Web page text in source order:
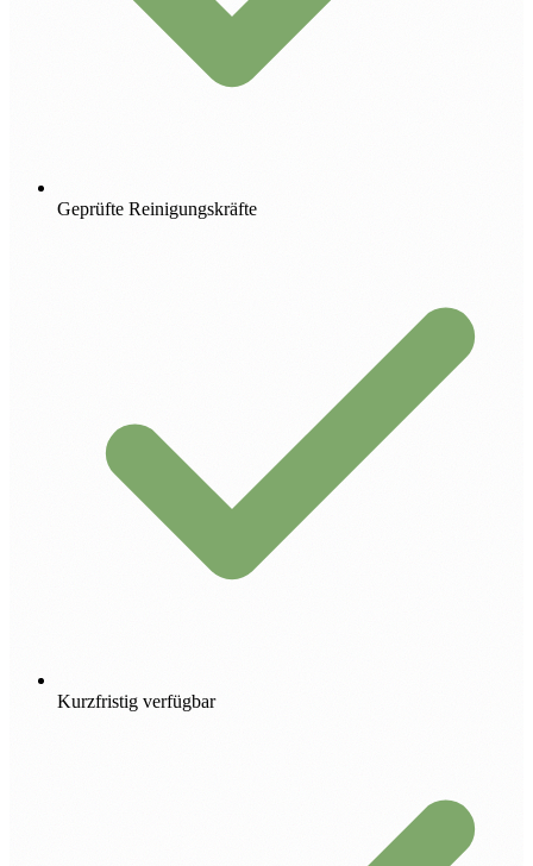
Geprüfte Reinigungskräfte
Kurzfristig verfügbar